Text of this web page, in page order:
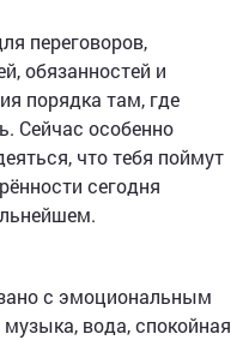
переговоров,
обязанностей и
порядка там, где
Сейчас особенно
что тебя поймут
сегодня
с эмоциональным
вода, спокойная